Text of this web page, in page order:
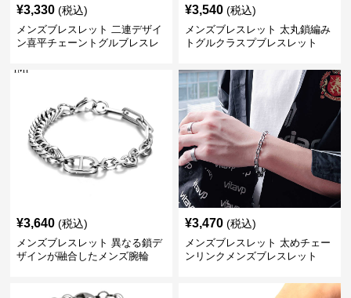
¥3,330 (税込)
メンズブレスレット 二連デザイ
ン喜平チェーントグルブレスレ
¥3,540 (税込)
メンズブレスレット 太丸鎖編み
トグルクラスプブレスレット
¥3,640 (税込)
メンズブレスレット 異なる鎖デ
ザインが融合したメンズ腕輪
¥3,470 (税込)
メンズブレスレット 太めチェー
ンリンクメンズブレスレット